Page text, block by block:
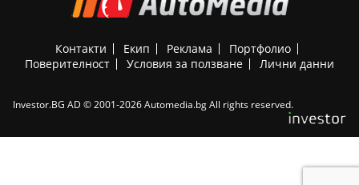
Контакти Екип Реклама
Портфолио
Поверителност
Условия за ползване Лични данни
Investor.BG AD © 2001-2026 Automedia.bg All rights reserved.